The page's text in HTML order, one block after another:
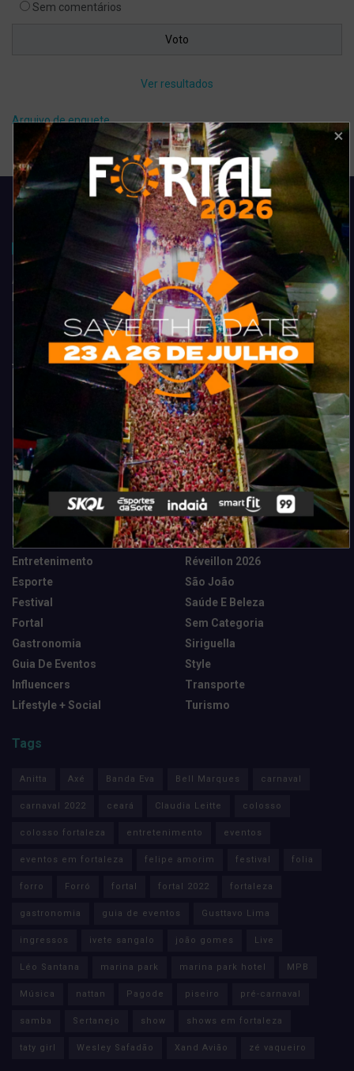
Sem comentários
Ver resultados
Arquivo de enquete
Acompanhe todas as novidades do entretenimento na região de
Fortaleza. Dicas, promoções, coberturas exclusivas e muito mais.
Categorias
Camarote Vip Junino
Cidade
Destaques
Entretenimento
Esporte
Festival
Fortal
Gastronomia
Guia De Eventos
Influencers
Lifestyle + Social
Marketing E Negócios
Música
News Tech
Réveillon 2026
São João
Saúde E Beleza
Sem Categoria
Siriguella
Style
Transporte
Turismo
Tags
Anitta Axé Banda Eva Bell Marques carnaval
carnaval 2022 ceará Claudia Leitte colosso
colosso fortaleza entretenimento eventos
eventos em fortaleza felipe amorim festival folia
forro Forró fortal fortal 2022 fortaleza
gastronomia guia de eventos Gusttavo Lima
ingressos ivete sangalo joão gomes Live
Léo Santana marina park marina park hotel MPB
Música nattan Pagode piseiro pré-carnaval
samba Sertanejo show shows em fortaleza
taty girl Wesley Safadão Xand Avião zé vaqueiro